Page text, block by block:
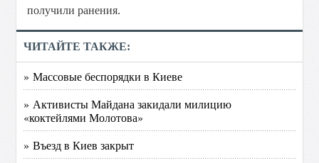
получили ранения.
ЧИТАЙТЕ ТАКЖЕ:
» Массовые беспорядки в Киеве
» Активисты Майдана закидали милицию
«коктейлями Молотова»
» Въезд в Киев закрыт